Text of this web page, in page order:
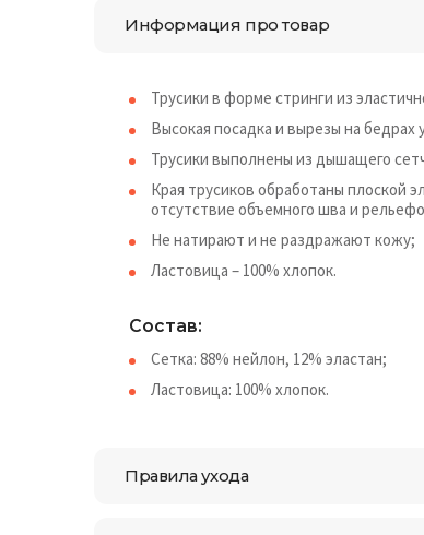
Информация про товар
Трусики в форме стринги из
Высокая посадка и вырезы на бедрах
Трусики выполнены из дышащего
Края трусиков обработаны плоской
отсутствие объемного шва и
Не натирают и не раздражают кожу;
Ластовица – 100% хлопок.
Состав:
Сетка: 88% нейлон, 12% эластан;
Ластовица: 100% хлопок.
Правила ухода